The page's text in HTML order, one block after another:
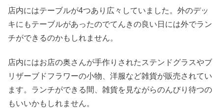
店内にはテーブルが4つあり広々していました。外のデッ
キにもテーブルがあったのでてんきの良い日には外でラン
チができるのかもしれません。
店内にはお店の奥さんが手作りされたステンドグラスやブ
リザーブドフラワーの小物、洋服など雑貨が販売されてい
ます。ランチができる間、雑貨を見ながらのんびり待つの
もいいかもしれません。